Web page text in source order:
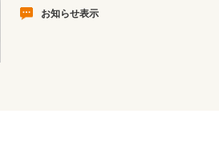
お知らせ表示